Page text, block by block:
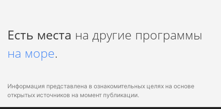
Есть места на другие программы
на море.
Информация представлена в ознакомительных целях на основе
открытых источников на момент публикации.